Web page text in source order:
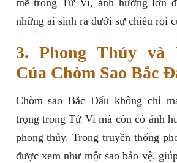
mẽ trong Tử Vi, ảnh hưởng lớn
những ai sinh ra dưới sự chiếu rọi
3. Phong Thủy và
Của Chòm Sao Bắc
Chòm sao Bắc Đẩu không chỉ
trọng trong Tử Vi mà còn có ảnh
phong thủy. Trong truyền thống
được xem như một sao bảo vệ,